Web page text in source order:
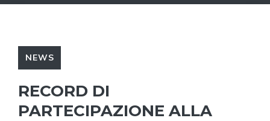
NEWS
RECORD DI
PARTECIPAZIONE ALLA